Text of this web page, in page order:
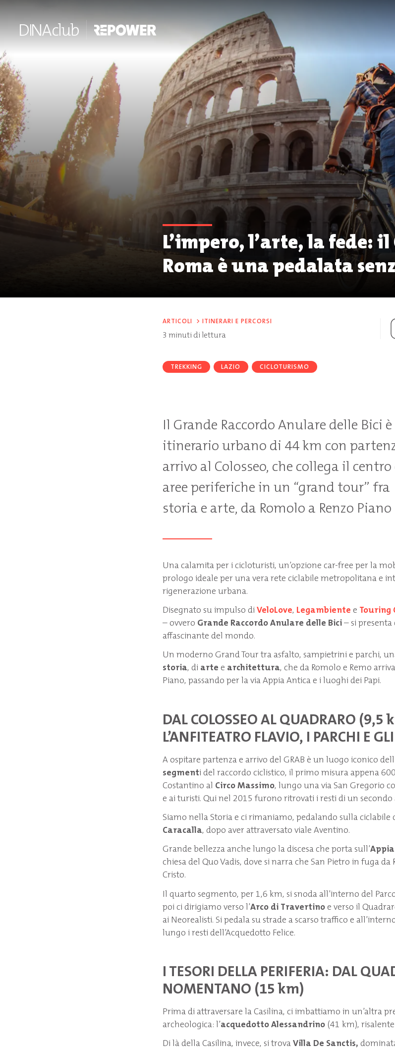
L’impero, l’arte, la fede: il
Roma è una pedalata
ARTICOLI > ITINERARI E PERCORSI
3 minuti di lettura
TREKKING LAZIO CICLOTURISMO
Il Grande Raccordo Anulare delle Bici
itinerario urbano di 44 km con
arrivo al Colosseo, che collega il centro
aree periferiche in un “grand tour” fra
storia e arte, da Romolo a Renzo Piano
Una calamita per i cicloturisti, un’opzione car-free per la
prologo ideale per una vera rete ciclabile metropolitana e
rigenerazione urbana.
Disegnato su impulso di VeloLove, Legambiente e Touring
– ovvero Grande Raccordo Anulare delle Bici– si
affascinante del mondo.
Un moderno Grand Tour tra asfalto, sampietrini e parchi,
storia, di arte e architettura, che da Romolo e Remo
Piano, passando per la via Appia Antica e i luoghi dei Papi.
DAL COLOSSEO AL QUADRARO (9,5
L’ANFITEATRO FLAVIO, I PARCHI E
A ospitare partenza e arrivo del GRAB è un luogo iconico
segmenti del raccordo ciclistico, il primo misura appena
Costantino al Circo Massimo, lungo una via San Gregorio
e ai turisti. Qui nel 2015 furono ritrovati i resti di un secondo
Siamo nella Storia e ci rimaniamo, pedalando sulla ciclabile
Caracalla, dopo aver attraversato viale Aventino.
Grande bellezza anche lungo la discesa che porta sull’
chiesa del Quo Vadis, dove si narra che San Pietro in fuga
Cristo.
Il quarto segmento, per 1,6 km, si snoda all’interno del
poi ci dirigiamo verso l’Arco di Travertinoe verso il
ai Neorealisti. Si pedala su strade a scarso traffico e
lungo i resti dell’Acquedotto Felice.
I TESORI DELLA PERIFERIA: DAL
NOMENTANO (15 km)
Prima di attraversare la Casilina, ci imbattiamo in un’altra
archeologica: l’acquedotto Alessandrino (41 km), risalente
Di là della Casilina, invece, si trovaVilla De Sanctis,